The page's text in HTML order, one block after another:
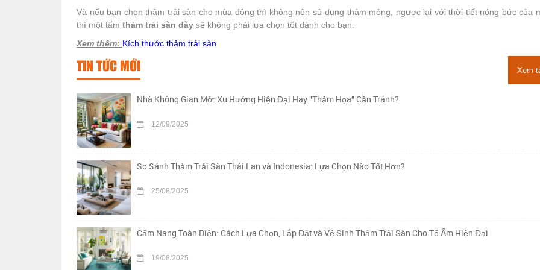
Và nếu bạn chọn thảm trải sàn cho mùa đông thì không nên sử dụng thảm mỏng, ngược lại với thời tiết nóng bức của
thì một tấm thảm trải sàn dày sẽ không phải lựa chọn tốt dành cho bạn.
Xem thêm: Kích thước thảm trải sàn
TIN TỨC MỚI Xem
Nhà Không Gian Mở: Xu Hướng Hiện Đại Hay "Thảm Họa" Cần Tránh?
12/09/2025
So Sánh Thảm Trải Sàn Thái Lan và Indonesia: Lựa Chọn Nào Tốt Hơn?
25/08/2025
Cẩm Nang Toàn Diện: Cách Lựa Chọn, Lắp Đặt và Vệ Sinh Thảm Trải Sàn Cho Tổ Ấm Hiện Đại
19/08/2025